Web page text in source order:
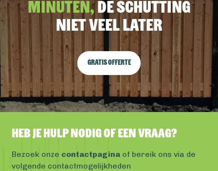
minuten,De schutting
niet veel later
Gratis offerte
Heb je hulp nodig of een vraag?
Bezoek onze contactpagina of bereik ons via de
volgende contactmogelijkheden